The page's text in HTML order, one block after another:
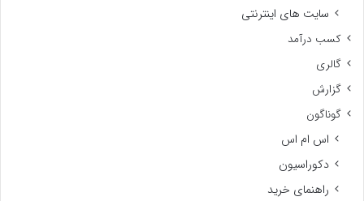
سایت های اینترنتی
کسب درآمد
گالری
گزارش
گوناگون
اس ام اس
دکوراسیون
راهنمای خرید